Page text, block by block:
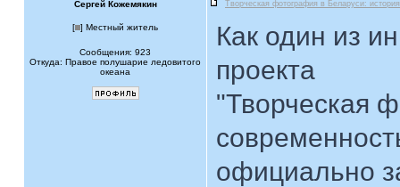
Сергей Кожемякин Творческая фотография в Беларуси:
[ ] Местный житель
Сообщения: 923
Откуда: Правое полушарие ледовитого
океана
Как один из
проекта
"Творческая
официально